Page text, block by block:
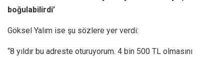
boğulabilirdi’
Göksel Yalım ise şu sözlere yer verdi:
“8 yıldır bu adreste oturuyorum. 4 bin 500 TL olmasını